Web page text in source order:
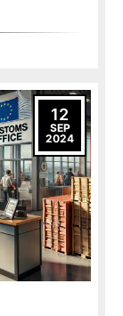
12
SEP
2024